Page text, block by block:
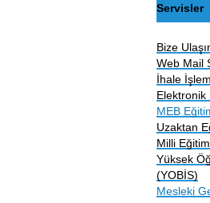
Servisler
Bize
Web Mail
İhale
Elektronik
MEB
Uzaktan
Milli
Yüksek
(YOBİS)
Mesleki